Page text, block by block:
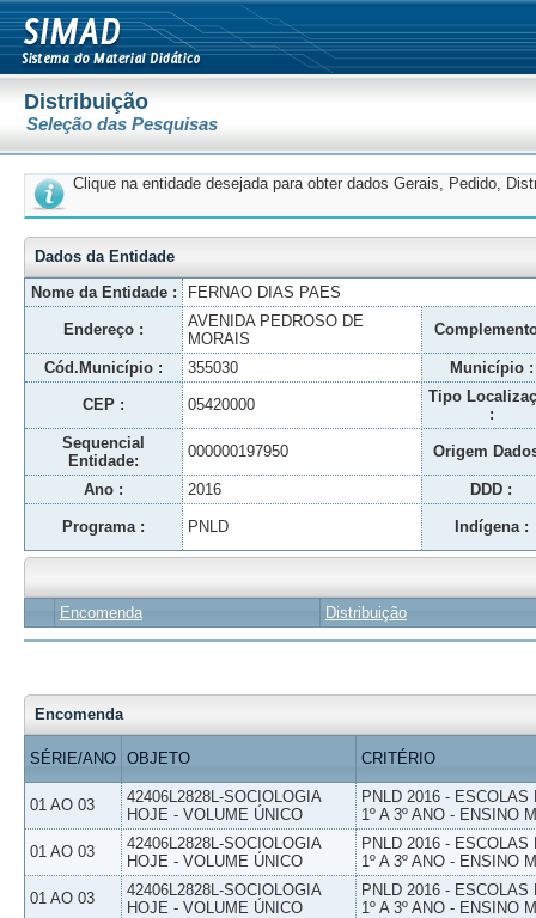
Distribuição
Seleção das Pesquisas
Clique na entidade desejada para obter dados Gerais, Pedido,
Dados da Entidade
Nome da Entidade :
FERNAO DIAS PAES
Endereço :
AVENIDA PEDROSO DE
MORAIS
Cód.Município : 355030 Município :
CEP : 05420000
Tipo
:
Sequencial
Entidade:
000000197950 Origem
Ano : 2016 DDD :
Programa : PNLD Indígena :
Encomenda Distribuição
Encomenda
SÉRIE/ANO OBJETO CRITÉRIO
01 AO 03
42406L2828L-SOCIOLOGIA
HOJE - VOLUME ÚNICO
PNLD 2016 -
1º A 3º ANO - ENSINO
01 AO 03
42406L2828L-SOCIOLOGIA
HOJE - VOLUME ÚNICO
PNLD 2016 -
1º A 3º ANO - ENSINO
01 AO 03
42406L2828L-SOCIOLOGIA
HOJE - VOLUME ÚNICO
PNLD 2016 -
1º A 3º ANO - ENSINO